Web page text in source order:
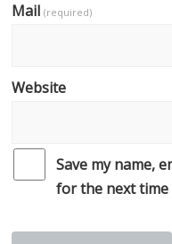
Mail(required)
Website
Save my name,
for the next time